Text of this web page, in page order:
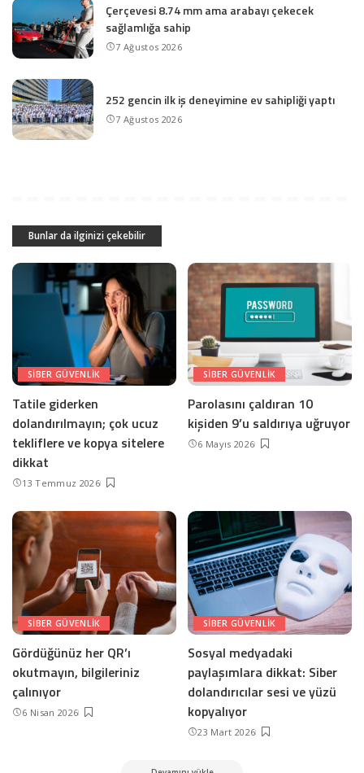
Çerçevesi 8.74 mm ama arabayı çekecek
sağlamlığa sahip
7 Ağustos 2026
252 gencin ilk iş deneyimine ev sahipliği yaptı
7 Ağustos 2026
Bunlar da ilginizi çekebilir
SIBER GÜVENLIK
Tatile giderken
dolandırılmayın; çok ucuz
tekliflere ve kopya sitelere
dikkat
13 Temmuz 2026
SIBER GÜVENLIK
Parolasını çaldıran 10
kişiden 9’u saldırıya uğruyor
6 Mayıs 2026
SIBER GÜVENLIK
Gördüğünüz her QR’ı
okutmayın, bilgileriniz
çalınıyor
6 Nisan 2026
SIBER GÜVENLIK
Sosyal medyadaki
paylaşımlara dikkat: Siber
dolandırıcılar sesi ve yüzü
kopyalıyor
23 Mart 2026